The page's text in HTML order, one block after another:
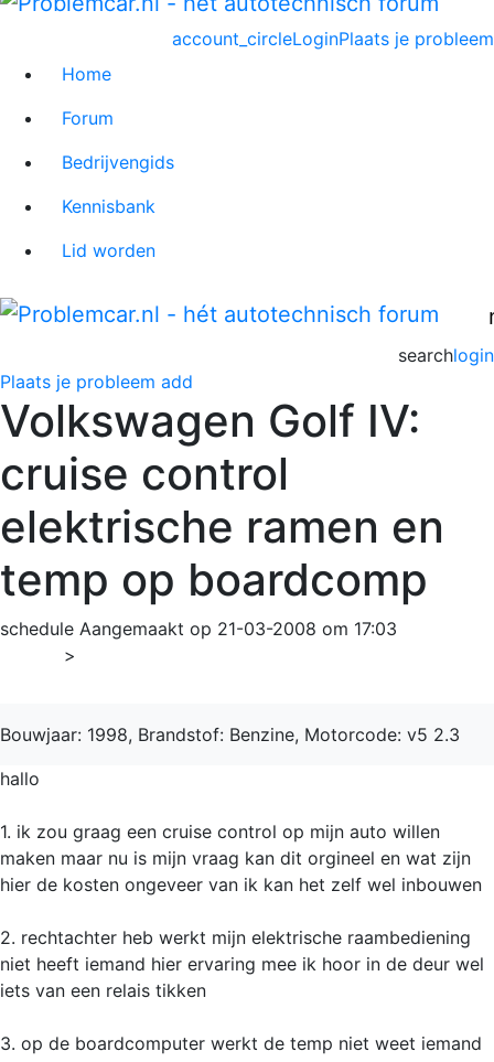
Plaats je probleem
account_circleLogin
Home
Forum
Bedrijvengids
Kennisbank
Lid worden
login
search
Plaats je probleem add
Volkswagen Golf IV:
cruise control
elektrische ramen en
temp op boardcomp
schedule Aangemaakt op 21-03-2008 om 17:03
>
Bouwjaar: 1998, Brandstof: Benzine, Motorcode: v5 2.3
hallo
1. ik zou graag een cruise control op mijn auto willen
maken maar nu is mijn vraag kan dit orgineel en wat zijn
hier de kosten ongeveer van ik kan het zelf wel inbouwen
2. rechtachter heb werkt mijn elektrische raambediening
niet heeft iemand hier ervaring mee ik hoor in de deur wel
iets van een relais tikken
3. op de boardcomputer werkt de temp niet weet iemand